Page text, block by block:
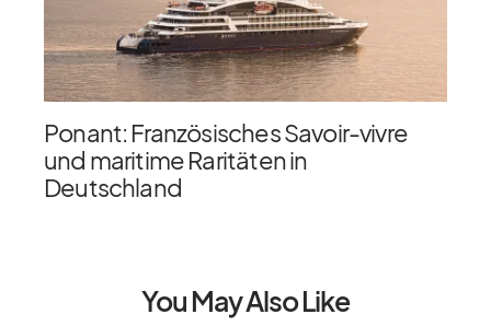
Ponant: Französisches Savoir-vivre
und maritime Raritäten in
Deutschland
You May Also Like